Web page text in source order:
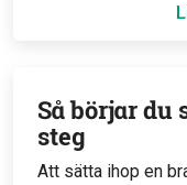
Så börjar du
steg
Att sätta ihop en